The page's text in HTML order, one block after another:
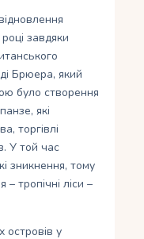
завдяки
Брюера, який
було створення
які
торгівлі
У той час
зникнення, тому
тропічні ліси –
островів у